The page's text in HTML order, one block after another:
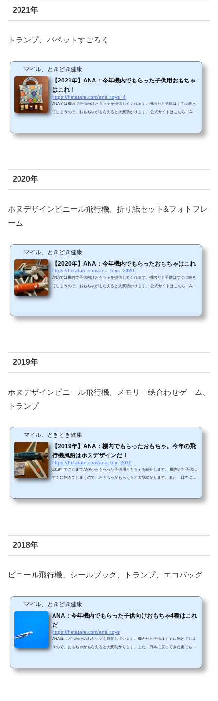
2021年
トランプ、パペットすごろく
マイル、ときどき健康
【2021年】ANA：今年機内でもらった子供用おもちゃ
はこれ！
https://hetatare.com/ana_toys_4
ANAでは機内で子供向けおもちゃを提供してくれます。機内だと子供はすぐに飽き
てしまうので、おもちゃがもらえると大変助かります。 公式サイトはこちら（ANA
なくとも自分が2018年に頂いた内容と同じように見えます。 トランプの質がいいの
2020年
ホヌデザインビニール飛行機、折り紙セット&フォトフレ
ーム
マイル、ときどき健康
【2020年】ANA：今年機内でもらったおもちゃはこれ
https://hetatare.com/ana_toys_2020
ANAでは機内で子供向けおもちゃを提供してくれます。機内だと子供はすぐに飽き
てしまうので、おもちゃがもらえると大変助かります。 公式サイトはこちら（ANA
2019年
ホヌデザインビニール飛行機、メモリー絵合わせゲーム、
トランプ
マイル、ときどき健康
【2019年】ANA：機内でもらったおもちゃ。今年の飛
行機風船はホヌデザインだ！
https://hetatare.com/ana_toy_2019
2019年でこれまでANAからもらった子供用おもちゃを紹介します。 機内だと子供は
すぐに飽きてしまうので、おもちゃがもらえると大変助かります。また、日本に戻
デザインに盛り上がってしまいました。 去年のバージョンと並べてみました。 他
2018年
ビニール飛行機、シールブック、トランプ、エコバッグ
マイル、ときどき健康
ANA：今年機内でもらった子供向けおもちゃ4種はこれ
だ
https://hetatare.com/ana_toys
ANAはこども向けのおもちゃを用意しています。機内だと子供はすぐに飽きてしま
うので、おもちゃがもらえると大変助かります。また、日本に戻ってきた後でも遊
ちゃが変わると思いますし、路線によってももらえるおもちゃが違うかもしれませ